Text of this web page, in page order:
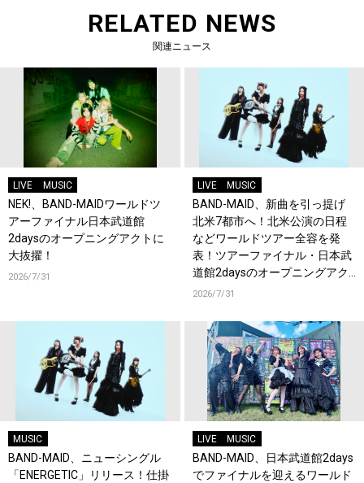
RELATED NEWS
関連ニュース
LIVE MUSIC
NEK!、BAND-MAIDワールドツ
アーファイナル日本武道館
2daysのオープニングアクトに
大抜擢！
2026/7/31
LIVE MUSIC
BAND-MAID、新曲を引っ提げ
北米7都市へ！北米公演の日程
などワールドツアー全容を発
表！ツアーファイナル・日本武
道館2daysのオープニングアク
トにNEK!が決定！
2026/7/31
MUSIC
BAND-MAID、ニューシングル
「ENERGETIC」リリース！仕掛
LIVE MUSIC
BAND-MAID、日本武道館2days
でファイナルを迎えるワールド